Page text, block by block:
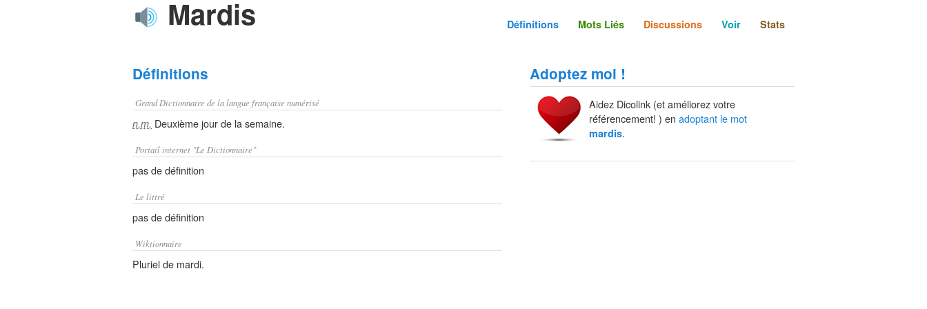
Mardis Définitions Mots Liés Discussions Voir Stats
Définitions
Grand Dictionnaire de la langue française numérisé
n.m. Deuxième jour de la semaine.
Portail internet "Le Dictionnaire"
pas de définition
Le littré
pas de définition
Wiktionnaire
Pluriel de mardi.
Adoptez moi !
Aidez Dicolink (et améliorez votre
référencement! ) en adoptant le mot
mardis.